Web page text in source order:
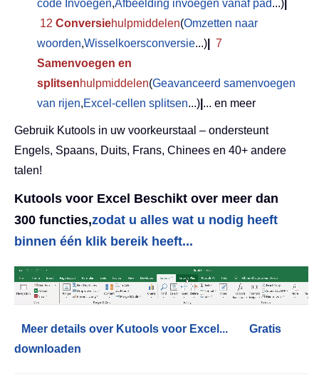
code Invoegen,Afbeelding invoegen vanaf pad...)
12 Conversiehulpmiddelen(Omzetten naar
woorden,Wisselkoersconversie...)
7
Samenvoegen en
splitsenhulpmiddelen(Geavanceerd samenvoegen
van rijen,Excel-cellen splitsen...) ... en meer
Gebruik Kutools in uw voorkeurstaal – ondersteunt
Engels, Spaans, Duits, Frans, Chinees en 40+ andere
talen!
Kutools voor Excel Beschikt over meer dan
300 functies,zodat u alles wat u nodig heeft
binnen één klik bereik heeft...
Meer details over Kutools voor Excel...
Gratis
downloaden